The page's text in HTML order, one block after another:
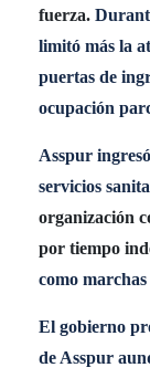
fuerza.
limitó más la
puertas de
ocupación
Asspur
servicios
organización
por tiempo
como
El gobierno
de Asspur